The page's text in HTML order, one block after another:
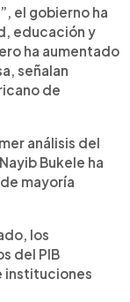
el gobierno ha
educación y
ha aumentado
señalan
de
análisis del
Bukele ha
mayoría
los
del PIB
instituciones